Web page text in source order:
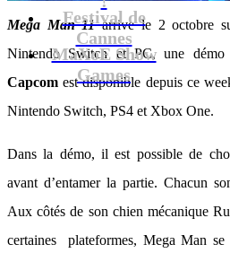
Festival de
Cannes
MaXoE Show
Games
Mega Man 11arrive le 2 octobre
Nintendo Switch et PC, une
Capcom est disponible depuis ce
Nintendo Switch, PS4 et Xbox One.
Dans la démo, il est possible de
avant d’entamer la partie. Chacun
Aux côtés de son chien mécanique
certaines plateformes, Mega Man se